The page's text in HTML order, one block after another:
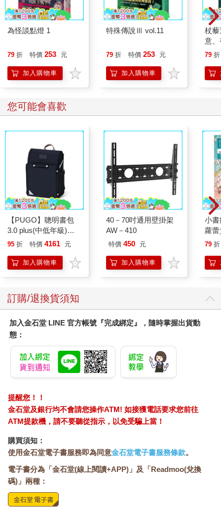
為怪談點燈 1
79 折 特價 253 元
加入購物車
特殊傳說Ⅲ vol.11
79 折 特價 253 元
加入購物車
杖
意
恭
79 折
您可能會喜歡
【PUGO】聰明書包
3.0 plus(中低年級)酷
黑 全新進化玩美上市
95 折 特價 4161 元
加入購物車
40－70吋通用壁掛架
AW－410
特價 450 元
加入購物車
小
蘿
79 折
訂購/退換貨須知
加入金石堂 LINE 官方帳號『完成綁定』，隨時掌握出貨動
態：
提醒您！！
金石堂及銀行均不會請您操作ATM! 如接獲電話要求您前往
ATM提款機，請不要聽從指示，以免受騙上當！
購買須知：
使用金石堂電子書服務即為同意金石堂電子書服務條款。
電子書分為「金石堂(線上閱讀+APP)」及「Readmoo(兌換
碼)」兩種：